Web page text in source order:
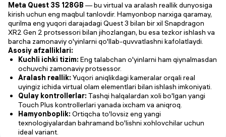
Meta Quest 3S 128GB — bu virtual va aralash reallik dunyosiga
kirish uchun eng maqbul tanlovdir. Hamyonbop narxiga qaramay,
qurilma eng yuqori darajadagi Quest 3 bilan bir xil Snapdragon
XR2 Gen 2 protsessori bilan jihozlangan, bu esa tezkor ishlash va
barcha zamonaviy o'yinlarni qo'llab-quvvatlashni kafolatlaydi.
Asosiy afzalliklari:
Kuchli ichki tizim: Eng talabchan o'yinlarni ham qiynalmasdan
ochuvchi zamonaviy protsessor.
Aralash reallik: Yuqori aniqlikdagi kameralar orqali real
uyingiz ichida virtual olam elementlari bilan ishlash imkoniyati.
Qulay kontrollerlar: Tashqi halqalardan xoli bo'lgan yangi
Touch Plus kontrollerlari yanada ixcham va aniqroq.
Hamyonboplik: Ortiqcha to'lovsiz eng yangi
texnologiyalardan bahramand bo'lishni xohlovchilar uchun
ideal variant.